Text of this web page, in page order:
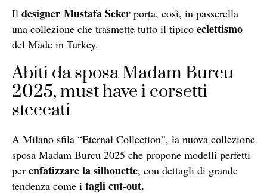
Il designer Mustafa Seker porta, così, in passerella
una collezione che trasmette tutto il tipico eclettismo
del Made in Turkey.
Abiti da sposa Madam Burcu
2025, must have i corsetti
steccati
A Milano sfila “Eternal Collection”, la nuova collezione
sposa Madam Burcu 2025 che propone modelli perfetti
per enfatizzare la silhouette, con dettagli di grande
tendenza come i tagli cut-out.